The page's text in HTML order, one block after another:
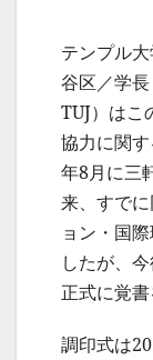
テンプル
谷区／学
TUJ）はこ
協力に関
年8月に三
来、すで
ョン・国
したが、
正式に覚
調印式は